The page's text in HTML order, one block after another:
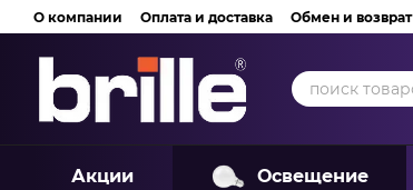
Перейти к основному контенту
О компании Оплата и доставка Обмен и возврат
Акции Освещение